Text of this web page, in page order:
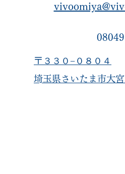
〒３３０−０８０４
埼玉県さいたま市大